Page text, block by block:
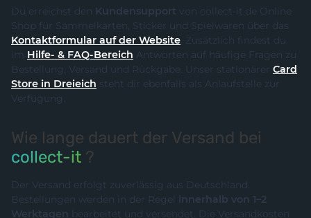
Du erreichst den Kundensupport von collect-it.de Online
Shop für Sammelkarten, Sticker und Spielwaren über das
Kontaktformular auf der Website. Zusätzlich findest du
im Hilfe- & FAQ-Bereich Antworten auf häufige Fragen zu
Bestellung, Versand und Rückgabe. Unser stationärer Card
Store in Dreieich steht dir ebenfalls als Anlaufstelle zur
Verfügung.
Wie lange dauert der Versand bei
collect-it ?
Der Versand erfolgt zuverlässig aus Deutschland.
Bestellungen werden in der Regel innerhalb von 1–2
Werktagen bearbeitet und versendet. Die Versandkosten